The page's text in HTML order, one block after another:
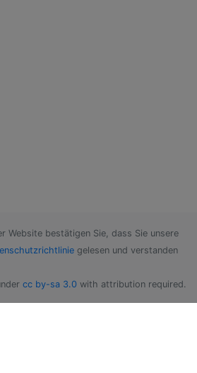
Website bestätigen Sie, dass Sie unsere
gelesen und verstanden
cc by-sa 3.0 with attribution required.